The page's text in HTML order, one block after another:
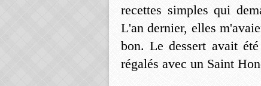
recettes simples qui
L'an dernier, elles
bon. Le dessert avait
régalés avec un Saint